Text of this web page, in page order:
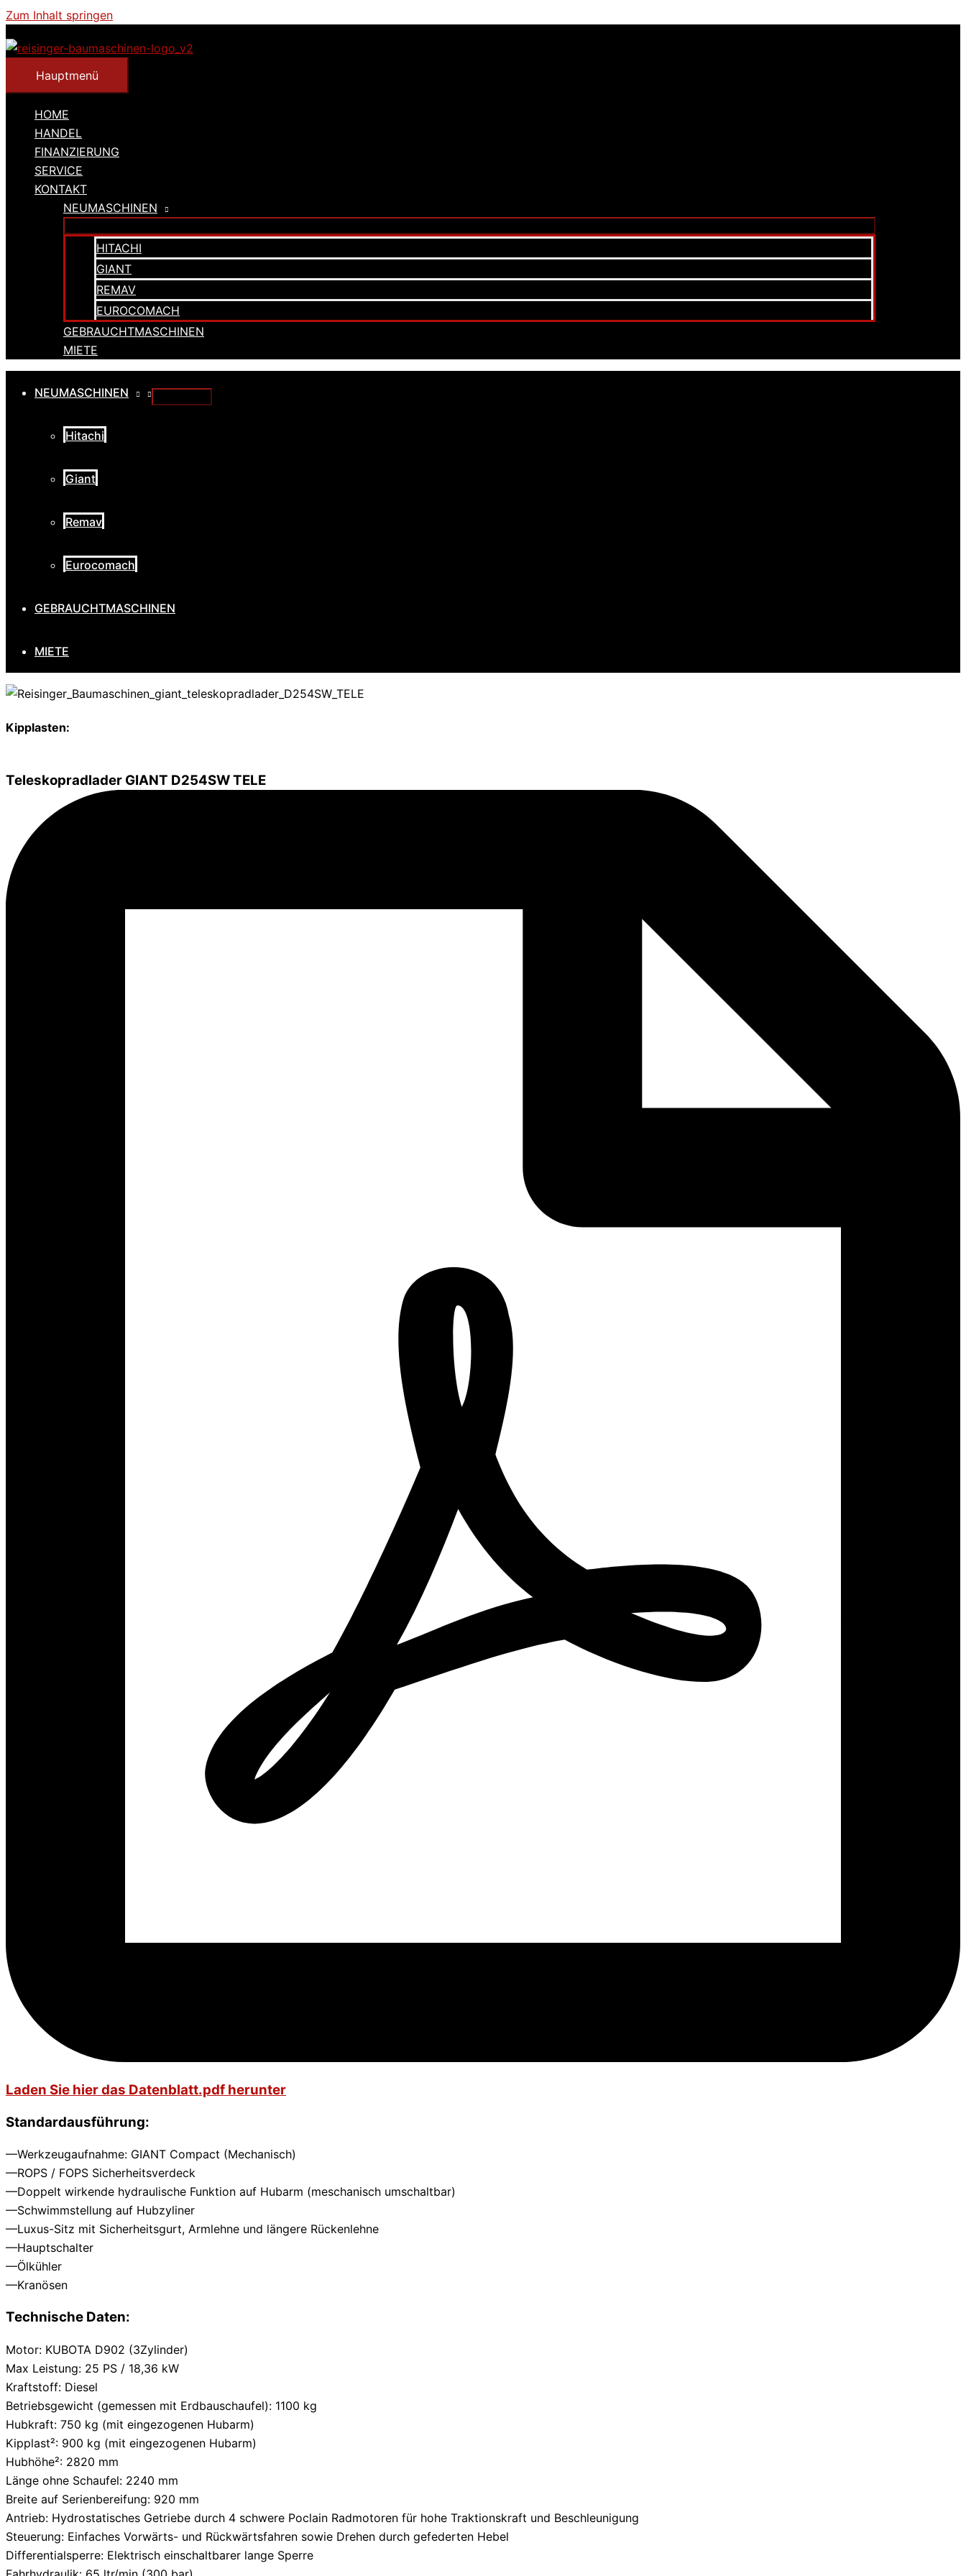
Zum Inhalt springen
Hauptmenü
HOME
HANDEL
FINANZIERUNG
SERVICE
KONTAKT
NEUMASCHINEN
HITACHI
GIANT
REMAV
EUROCOMACH
GEBRAUCHTMASCHINEN
MIETE
NEUMASCHINEN
Hitachi
Giant
Remav
Eurocomach
GEBRAUCHTMASCHINEN
MIETE
Kipplasten:
Teleskopradlader GIANT D254SW TELE
Laden Sie hier das Datenblatt.pdf herunter
Standardausführung:
—Werkzeugaufnahme: GIANT Compact (Mechanisch)
—ROPS / FOPS Sicherheitsverdeck
—Doppelt wirkende hydraulische Funktion auf Hubarm (meschanisch umschaltbar)
—Schwimmstellung auf Hubzyliner
—Luxus-Sitz mit Sicherheitsgurt, Armlehne und längere Rückenlehne
—Hauptschalter
—Ölkühler
—Kranösen
Technische Daten:
Motor: KUBOTA D902 (3Zylinder)
Max Leistung: 25 PS / 18,36 kW
Kraftstoff: Diesel
Betriebsgewicht (gemessen mit Erdbauschaufel): 1100 kg
Hubkraft: 750 kg (mit eingezogenen Hubarm)
Kipplast²: 900 kg (mit eingezogenen Hubarm)
Hubhöhe²: 2820 mm
Länge ohne Schaufel: 2240 mm
Breite auf Serienbereifung: 920 mm
Antrieb: Hydrostatisches Getriebe durch 4 schwere Poclain Radmotoren für hohe Traktionskraft und Beschleunigung
Steuerung: Einfaches Vorwärts- und Rückwärtsfahren sowie Drehen durch gefederten Hebel
Differentialsperre: Elektrisch einschaltbarer lange Sperre